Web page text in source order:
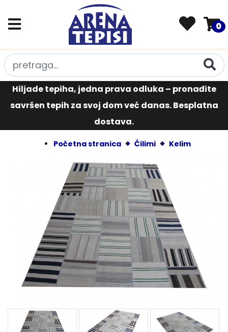
0
Hiljade tepiha, jedna prava odluka – pronađite
savršen tepih za svoj dom već danas. Besplatna
dostava.
Početna stranica Ćilimi Kelim